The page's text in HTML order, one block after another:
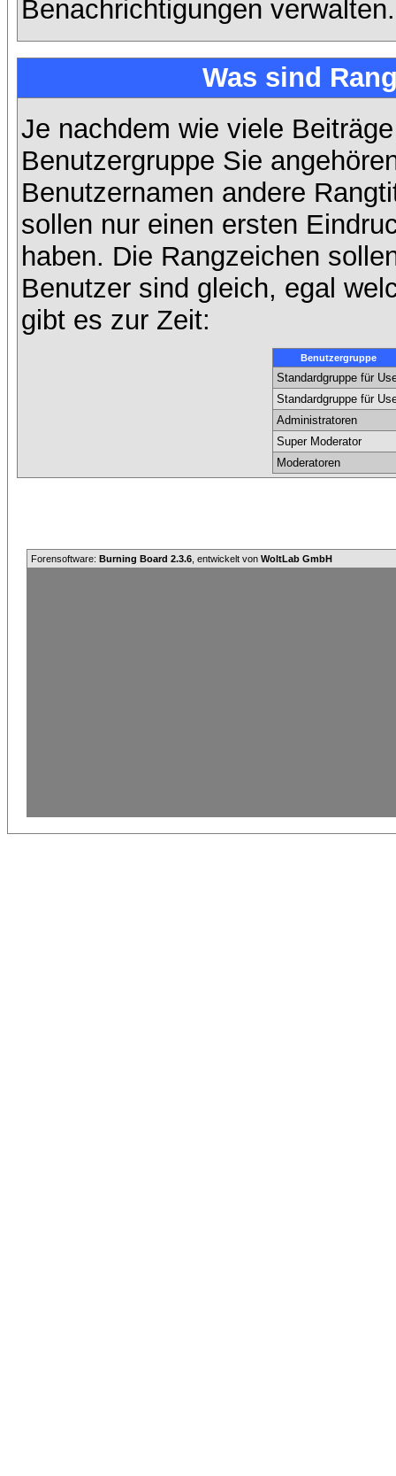
Benachrichtigungen verwalten.
Was sind
Je nachdem wie viele
Benutzergruppe Sie
Benutzernamen andere
sollen nur einen ersten
haben. Die Rangzeichen
Benutzer sind gleich, egal
gibt es zur Zeit:
Benutzergruppe
Standardgruppe für
Standardgruppe für
Administratoren
Super Moderator
Moderatoren
Forensoftware: Burning Board 2.3.6 , entwickelt von WoltLab GmbH